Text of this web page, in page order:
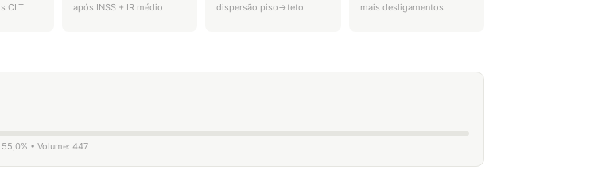
CLT após INSS + IR médio dispersão piso→teto mais desligamentos
• Volume: 447